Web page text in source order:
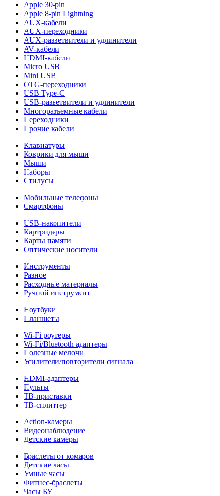
Apple 30-pin
Apple 8-pin Lightning
AUX-кабели
AUX-переходники
AUX-разветвители и удлинители
AV-кабели
HDMI-кабели
Micro USB
Mini USB
OTG-переходники
USB Type-C
USB-разветвители и удлинители
Многоразъемные кабели
Переходники
Прочие кабели
Клавиатуры
Коврики для мыши
Мыши
Наборы
Стилусы
Мобильные телефоны
Смартфоны
USB-накопители
Картридеры
Карты памяти
Оптические носители
Инструменты
Разное
Расходные материалы
Ручной инструмент
Ноутбуки
Планшеты
Wi-Fi роутеры
Wi-Fi/Bluetooth адаптеры
Полезные мелочи
Усилители/повторители сигнала
HDMI-адаптеры
Пульты
ТВ-приставки
ТВ-сплиттер
Action-камеры
Видеонаблюдение
Детские камеры
Браслеты от комаров
Детские часы
Умные часы
Фитнес-браслеты
Часы БУ